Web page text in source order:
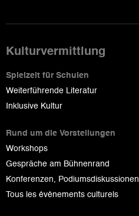
Kulturvermittlung
Spielzeit für Schulen
Weiterführende Literatur
Inklusive Kultur
Rund um die Vorstellungen
Workshops
Gespräche am Bühnenrand
Konferenzen, Podiumsdiskussionen
Tous les événements culturels